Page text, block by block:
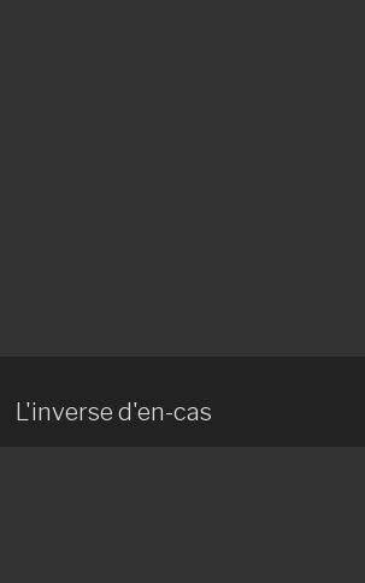
L'inverse d'en-cas